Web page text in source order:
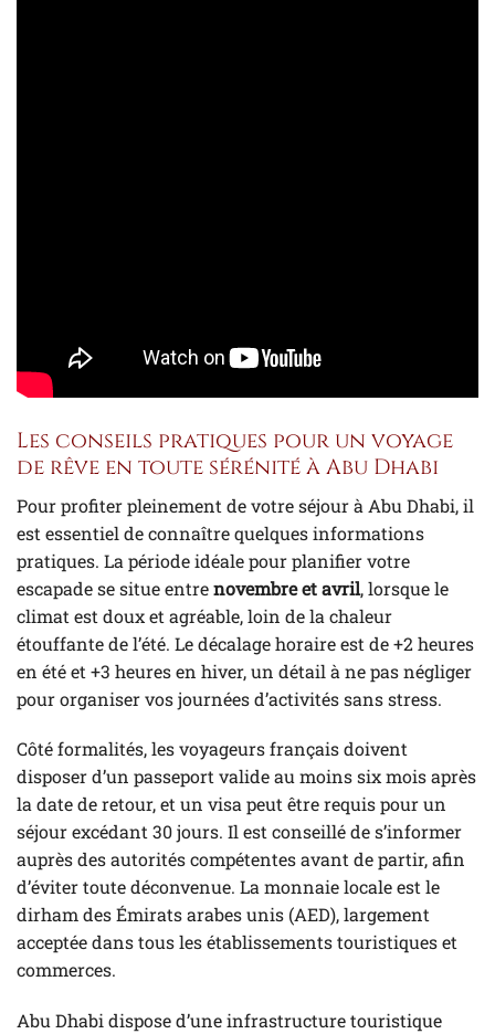
Les conseils pratiques pour un voyage
de rêve en toute sérénité à Abu Dhabi
Pour profiter pleinement de votre séjour à Abu Dhabi, il
est essentiel de connaître quelques informations
pratiques. La période idéale pour planifier votre
escapade se situe entrenovembre et avril, lorsque le
climat est doux et agréable, loin de la chaleur
étouffante de l’été. Le décalage horaire est de +2 heures
en été et +3 heures en hiver, un détail à ne pas négliger
pour organiser vos journées d’activités sans stress.
Côté formalités, les voyageurs français doivent
disposer d’un passeport valide au moins six mois après
la date de retour, et un visa peut être requis pour un
séjour excédant 30 jours. Il est conseillé de s’informer
auprès des autorités compétentes avant de partir, afin
d’éviter toute déconvenue. La monnaie locale est le
dirham des Émirats arabes unis (AED), largement
acceptée dans tous les établissements touristiques et
commerces.
Abu Dhabi dispose d’une infrastructure touristique